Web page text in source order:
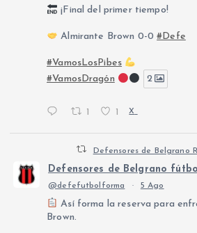
¡Final del primer tiempo!
Almirante Brown 0-0#Defe
#VamosLosPibes
#VamosDragón
2
1 1 X
Defensores de Belgrano
Defensores de Belgrano
@defefutbolforma · 5 Ago
Así forma la reserva para
Brown.